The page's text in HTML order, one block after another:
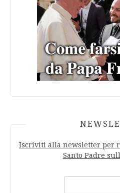
Iscriviti alla newsletter per
Santo Padre